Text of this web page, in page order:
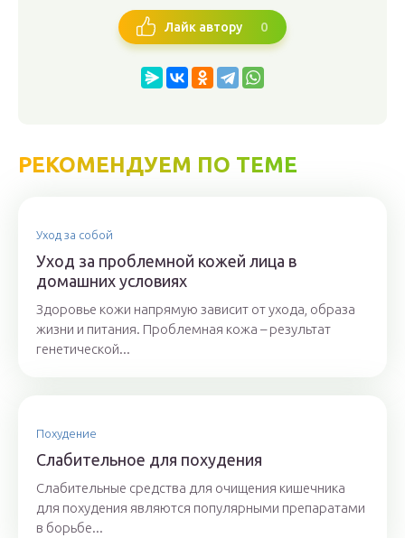
Лайк автору 0
РЕКОМЕНДУЕМ ПО ТЕМЕ
Уход за собой
Уход за проблемной кожей лица в
домашних условиях
Здоровье кожи напрямую зависит от ухода, образа
жизни и питания. Проблемная кожа – результат
генетической...
Похудение
Слабительное для похудения
Слабительные средства для очищения кишечника
для похудения являются популярными препаратами
в борьбе...